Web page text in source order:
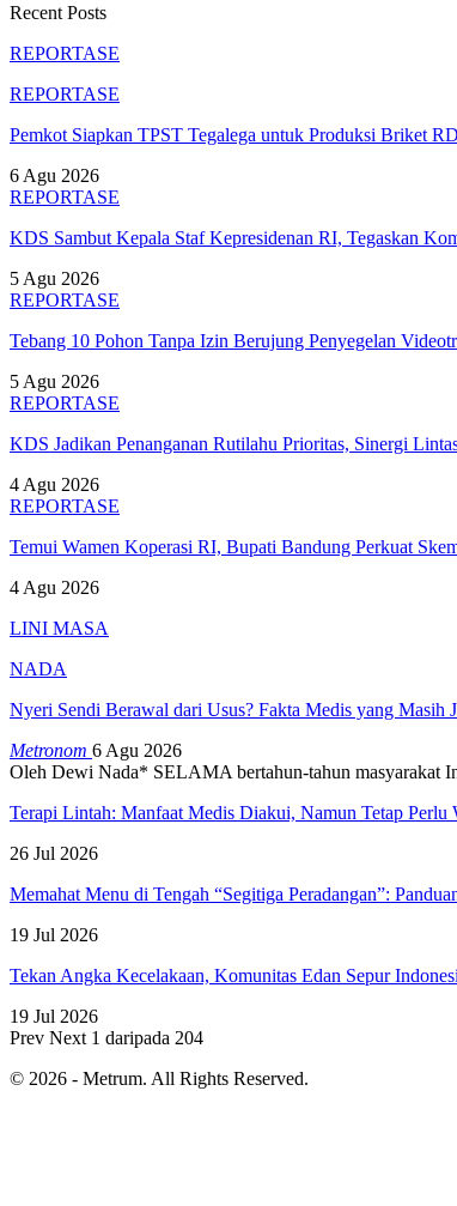
Recent Posts
REPORTASE
REPORTASE
Pemkot Siapkan TPST Tegalega untuk Produksi Briket
6 Agu 2026
REPORTASE
KDS Sambut Kepala Staf Kepresidenan RI, Tegaskan
5 Agu 2026
REPORTASE
Tebang 10 Pohon Tanpa Izin Berujung Penyegelan
5 Agu 2026
REPORTASE
KDS Jadikan Penanganan Rutilahu Prioritas, Sinergi
4 Agu 2026
REPORTASE
Temui Wamen Koperasi RI, Bupati Bandung Perkuat
4 Agu 2026
LINI MASA
NADA
Nyeri Sendi Berawal dari Usus? Fakta Medis yang Masih
Metronom 6 Agu 2026
Oleh Dewi Nada* SELAMA bertahun-tahun masyarakat
Terapi Lintah: Manfaat Medis Diakui, Namun Tetap Perlu
26 Jul 2026
Memahat Menu di Tengah “Segitiga Peradangan”:
19 Jul 2026
Tekan Angka Kecelakaan, Komunitas Edan Sepur
19 Jul 2026
Prev Next 1 daripada 204
© 2026 - Metrum. All Rights Reserved.